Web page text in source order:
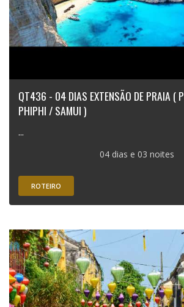
QT436 - 04 DIAS EXTENSÃO DE PRAIA (
PHIPHI / SAMUI )
...
04 dias e 03 noites
ROTEIRO